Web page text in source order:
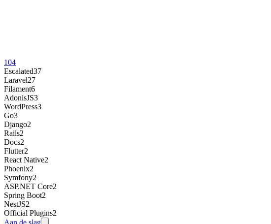
104
Escalated37
Laravel27
Filament6
AdonisJS3
WordPress3
Go3
Django2
Rails2
Docs2
Flutter2
React Native2
Phoenix2
Symfony2
ASP.NET Core2
Spring Boot2
NestJS2
Official Plugins2
Aan de slag